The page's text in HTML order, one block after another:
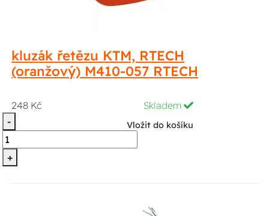
kluzák řetězu KTM, RTECH
(oranžový) M410-057 RTECH
248 Kč
Skladem
-
+
Vložit do košíku